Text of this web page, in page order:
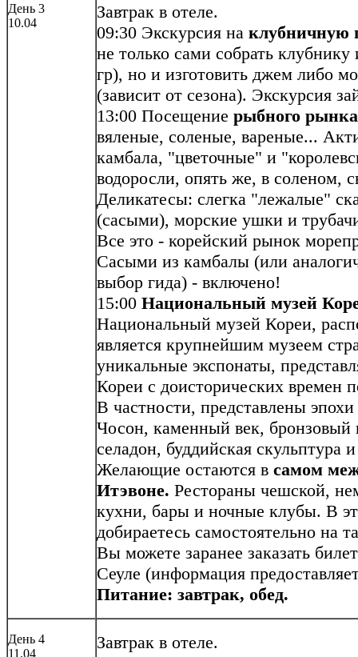
День 3
10.04
Завтрак в отеле.
09:30 Экскурсия на клубничную
не только сами собрать клубнику
гр), но и изготовить джем либо
(зависит от сезона). Экскурсия
13:00 Посещение рыбного
вяленые, соленые, вареные...
камбала, "цветочные" и
водоросли, опять же, в соленом,
Деликатесы: слегка "лежалые"
(сасыми), морские ушки и
Все это - корейский рынок
Сасыми из камбалы (или
выбор гида) - включено!
15:00 Национальный музей
Национальный музей Кореи,
является крупнейшим музеем
уникальные экспонаты,
Кореи с доисторических времен
В частности, представлены
Чосон, каменный век, бронзовый
селадон, буддийская скульптура
Желающие остаются в самом
Итэвоне. Рестораны чешской,
кухни, бары и ночные клубы. В
добираетесь самостоятельно на
Вы можете заранее заказать
Сеуле (информация
Питание: завтрак, обед.
День 4
11.04
Завтрак в отеле.